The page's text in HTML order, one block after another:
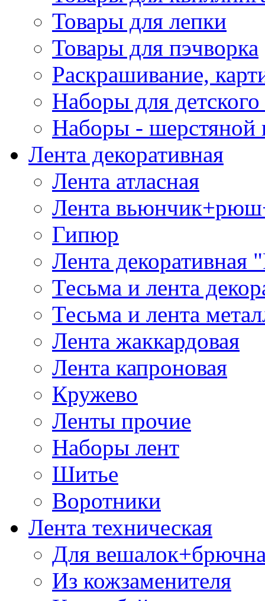
Товары для лепки
Товары для пэчворка
Раскрашивание,
Наборы для
Наборы - шерстяной
Лента декоративная
Лента атласная
Лента
Гипюр
Лента декоративная
Тесьма и лента
Тесьма и лента
Лента жаккардовая
Лента капроновая
Кружево
Ленты прочие
Наборы лент
Шитье
Воротники
Лента техническая
Для
Из кожзаменителя